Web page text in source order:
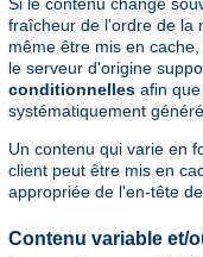
Si le contenu change
fraîcheur de l'ordre de la
même être mis en
le serveur d'origine
conditionnelles afin
systématiquement
Un contenu qui varie en
client peut être mis en
appropriée de l'en-tête
Contenu variable et/